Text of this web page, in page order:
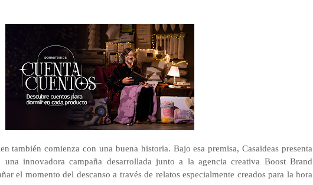
también comienza con una buena historia. Bajo esa premisa, Casaideas presenta
una innovadora campaña desarrollada junto a la agencia creativa Boost Brand
el momento del descanso a través de relatos especialmente creados para la hora